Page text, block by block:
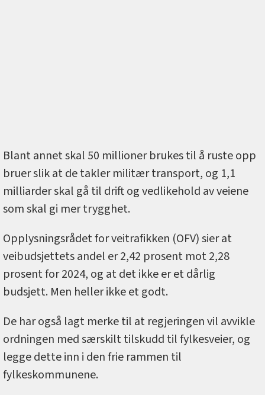
Blant annet skal 50 millioner brukes til å ruste opp
bruer slik at de takler militær transport, og 1,1
milliarder skal gå til drift og vedlikehold av veiene
som skal gi mer trygghet.
Opplysningsrådet for veitrafikken (OFV) sier at
veibudsjettets andel er 2,42 prosent mot 2,28
prosent for 2024, og at det ikke er et dårlig
budsjett. Men heller ikke et godt.
De har også lagt merke til at regjeringen vil avvikle
ordningen med særskilt tilskudd til fylkesveier, og
legge dette inn i den frie rammen til
fylkeskommunene.